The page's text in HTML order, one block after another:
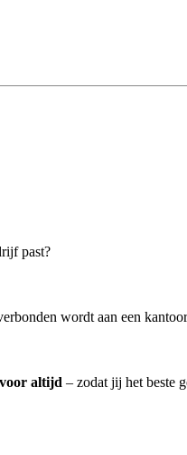
past?
wordt aan een
voor altijd – zodat jij het beste